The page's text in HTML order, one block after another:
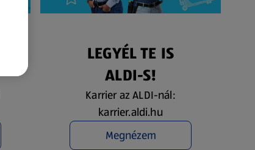
LEGYÉL TE IS
ALDI-S!
Karrier az ALDI-nál:
karrier.aldi.hu
Megnézem